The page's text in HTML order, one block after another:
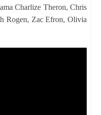
Charlize Theron, Chris
Rogen, Zac Efron, Olivia